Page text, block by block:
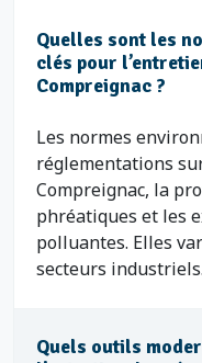
Quelles sont les
clés pour
Compreignac ?
Les normes
réglementations
Compreignac, la
phréatiques et les
polluantes. Elles
secteurs industriels.
Quels outils